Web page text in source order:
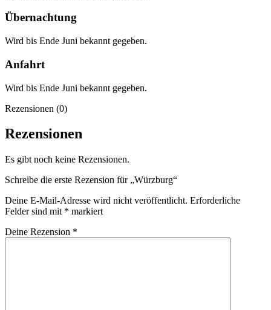
Übernachtung
Wird bis Ende Juni bekannt gegeben.
Anfahrt
Wird bis Ende Juni bekannt gegeben.
Rezensionen (0)
Rezensionen
Es gibt noch keine Rezensionen.
Schreibe die erste Rezension für „Würzburg“
Deine E-Mail-Adresse wird nicht veröffentlicht. Erforderliche
Felder sind mit * markiert
Deine Rezension *